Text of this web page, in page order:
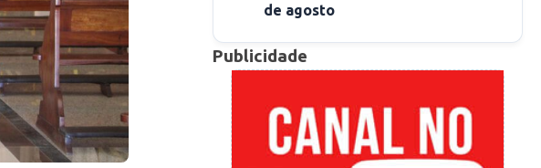
de agosto
Publicidade